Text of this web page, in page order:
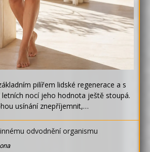
pilířem lidské regenerace a s
nocí jeho hodnota ještě stoupá.
usínání znepříjemnit,…
odvodnění organismu
ona